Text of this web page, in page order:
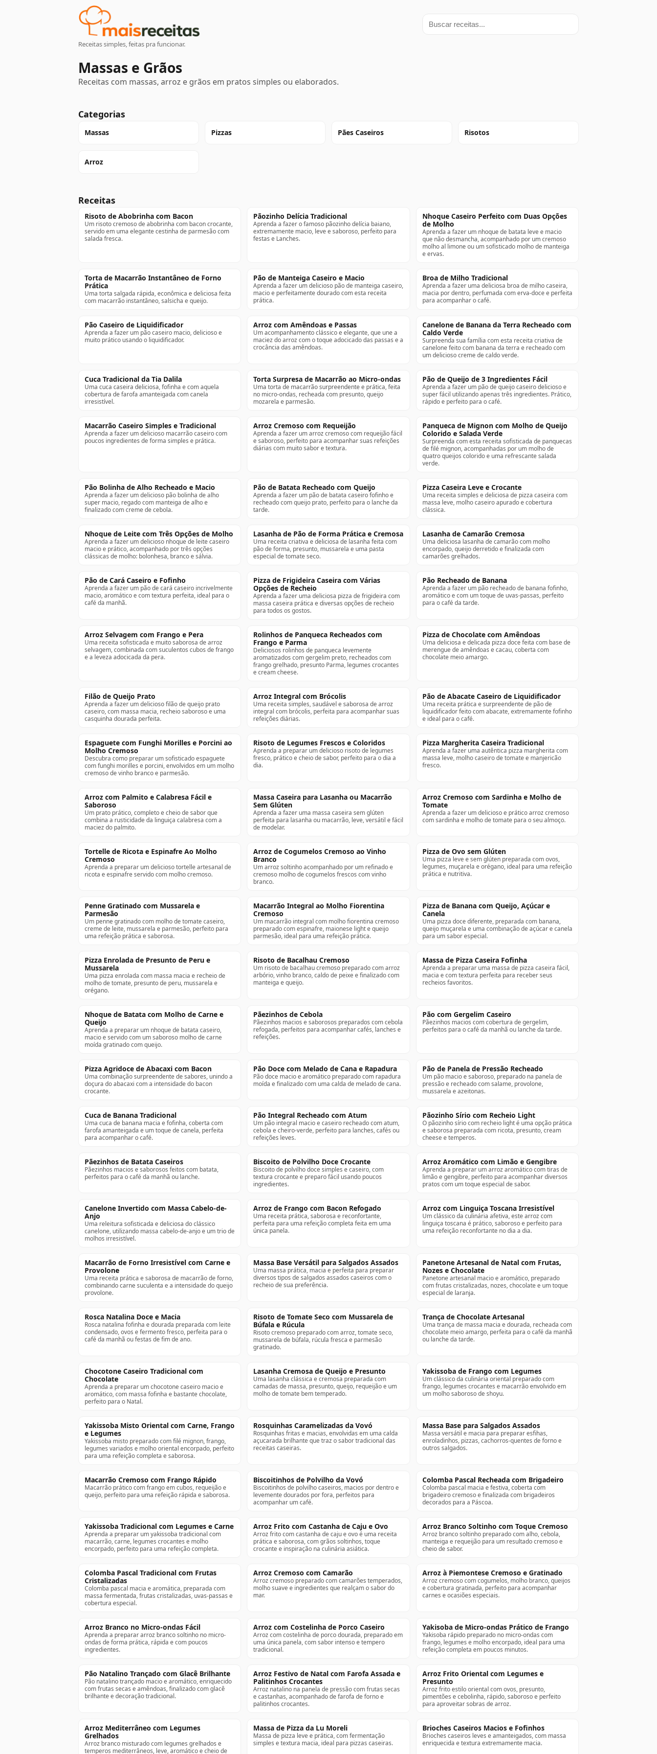
Receitas simples, feitas pra funcionar.
Buscar receitas
Massas e Grãos
Receitas com massas, arroz e grãos em pratos simples ou elaborados.
Categorias
Massas Pizzas Pães Caseiros Risotos
Arroz
Receitas
Risoto de Abobrinha com Bacon
Um risoto cremoso de abobrinha com bacon crocante,
servido em uma elegante cestinha de parmesão com
salada fresca.
Pãozinho Delícia Tradicional
Aprenda a fazer o famoso pãozinho delícia baiano,
extremamente macio, leve e saboroso, perfeito para
festas e Lanches.
Nhoque Caseiro Perfeito com Duas Opções
de Molho
Aprenda a fazer um nhoque de batata leve e macio
que não desmancha, acompanhado por um cremoso
molho al limone ou um sofisticado molho de manteiga
e ervas.
Torta de Macarrão Instantâneo de Forno
Prática
Uma torta salgada rápida, econômica e deliciosa feita
com macarrão instantâneo, salsicha e queijo.
Pão de Manteiga Caseiro e Macio
Aprenda a fazer um delicioso pão de manteiga caseiro,
macio e perfeitamente dourado com esta receita
prática.
Broa de Milho Tradicional
Aprenda a fazer uma deliciosa broa de milho caseira,
macia por dentro, perfumada com erva-doce e perfeita
para acompanhar o café.
Pão Caseiro de Liquidificador
Aprenda a fazer um pão caseiro macio, delicioso e
muito prático usando o liquidificador.
Arroz com Amêndoas e Passas
Um acompanhamento clássico e elegante, que une a
maciez do arroz com o toque adocicado das passas e a
crocância das amêndoas.
Canelone de Banana da Terra Recheado com
Caldo Verde
Surpreenda sua família com esta receita criativa de
canelone feito com banana da terra e recheado com
um delicioso creme de caldo verde.
Cuca Tradicional da Tia Dalila
Uma cuca caseira deliciosa, fofinha e com aquela
cobertura de farofa amanteigada com canela
irresistível.
Torta Surpresa de Macarrão ao Micro-ondas
Uma torta de macarrão surpreendente e prática, feita
no micro-ondas, recheada com presunto, queijo
mozarela e parmesão.
Pão de Queijo de 3 Ingredientes Fácil
Aprenda a fazer um pão de queijo caseiro delicioso e
super fácil utilizando apenas três ingredientes. Prático,
rápido e perfeito para o café.
Macarrão Caseiro Simples e Tradicional
Aprenda a fazer um delicioso macarrão caseiro com
poucos ingredientes de forma simples e prática.
Arroz Cremoso com Requeijão
Aprenda a fazer um arroz cremoso com requeijão fácil
e saboroso, perfeito para acompanhar suas refeições
diárias com muito sabor e textura.
Panqueca de Mignon com Molho de Queijo
Colorido e Salada Verde
Surpreenda com esta receita sofisticada de panquecas
de filé mignon, acompanhadas por um molho de
quatro queijos colorido e uma refrescante salada
verde.
Pão Bolinha de Alho Recheado e Macio
Aprenda a fazer um delicioso pão bolinha de alho
super macio, regado com manteiga de alho e
finalizado com creme de cebola.
Pão de Batata Recheado com Queijo
Aprenda a fazer um pão de batata caseiro fofinho e
recheado com queijo prato, perfeito para o lanche da
tarde.
Pizza Caseira Leve e Crocante
Uma receita simples e deliciosa de pizza caseira com
massa leve, molho caseiro apurado e cobertura
clássica.
Nhoque de Leite com Três Opções de Molho
Aprenda a fazer um delicioso nhoque de leite caseiro
macio e prático, acompanhado por três opções
clássicas de molho: bolonhesa, branco e sálvia.
Lasanha de Pão de Forma Prática e Cremosa
Uma receita criativa e deliciosa de lasanha feita com
pão de forma, presunto, mussarela e uma pasta
especial de tomate seco.
Lasanha de Camarão Cremosa
Uma deliciosa lasanha de camarão com molho
encorpado, queijo derretido e finalizada com
camarões grelhados.
Pão de Cará Caseiro e Fofinho
Aprenda a fazer um pão de cará caseiro incrivelmente
macio, aromático e com textura perfeita, ideal para o
café da manhã.
Pizza de Frigideira Caseira com Várias
Opções de Recheio
Aprenda a fazer uma deliciosa pizza de frigideira com
massa caseira prática e diversas opções de recheio
para todos os gostos.
Pão Recheado de Banana
Aprenda a fazer um pão recheado de banana fofinho,
aromático e com um toque de uvas-passas, perfeito
para o café da tarde.
Arroz Selvagem com Frango e Pera
Uma receita sofisticada e muito saborosa de arroz
selvagem, combinada com suculentos cubos de frango
e a leveza adocicada da pera.
Rolinhos de Panqueca Recheados com
Frango e Parma
Deliciosos rolinhos de panqueca levemente
aromatizados com gergelim preto, recheados com
frango grelhado, presunto Parma, legumes crocantes
e cream cheese.
Pizza de Chocolate com Amêndoas
Uma deliciosa e delicada pizza doce feita com base de
merengue de amêndoas e cacau, coberta com
chocolate meio amargo.
Filão de Queijo Prato
Aprenda a fazer um delicioso filão de queijo prato
caseiro, com massa macia, recheio saboroso e uma
casquinha dourada perfeita.
Arroz Integral com Brócolis
Uma receita simples, saudável e saborosa de arroz
integral com brócolis, perfeita para acompanhar suas
refeições diárias.
Pão de Abacate Caseiro de Liquidificador
Uma receita prática e surpreendente de pão de
liquidificador feito com abacate, extremamente fofinho
e ideal para o café.
Espaguete com Funghi Morilles e Porcini ao
Molho Cremoso
Descubra como preparar um sofisticado espaguete
com funghi morilles e porcini, envolvidos em um molho
cremoso de vinho branco e parmesão.
Risoto de Legumes Frescos e Coloridos
Aprenda a preparar um delicioso risoto de legumes
fresco, prático e cheio de sabor, perfeito para o dia a
dia.
Pizza Margherita Caseira Tradicional
Aprenda a fazer uma autêntica pizza margherita com
massa leve, molho caseiro de tomate e manjericão
fresco.
Arroz com Palmito e Calabresa Fácil e
Saboroso
Um prato prático, completo e cheio de sabor que
combina a rusticidade da linguiça calabresa com a
maciez do palmito.
Massa Caseira para Lasanha ou Macarrão
Sem Glúten
Aprenda a fazer uma massa caseira sem glúten
perfeita para lasanha ou macarrão, leve, versátil e fácil
de modelar.
Arroz Cremoso com Sardinha e Molho de
Tomate
Aprenda a fazer um delicioso e prático arroz cremoso
com sardinha e molho de tomate para o seu almoço.
Tortelle de Ricota e Espinafre Ao Molho
Cremoso
Aprenda a preparar um delicioso tortelle artesanal de
ricota e espinafre servido com molho cremoso.
Arroz de Cogumelos Cremoso ao Vinho
Branco
Um arroz soltinho acompanhado por um refinado e
cremoso molho de cogumelos frescos com vinho
branco.
Pizza de Ovo sem Glúten
Uma pizza leve e sem glúten preparada com ovos,
legumes, muçarela e orégano, ideal para uma refeição
prática e nutritiva.
Penne Gratinado com Mussarela e
Parmesão
Um penne gratinado com molho de tomate caseiro,
creme de leite, mussarela e parmesão, perfeito para
uma refeição prática e saborosa.
Macarrão Integral ao Molho Fiorentina
Cremoso
Um macarrão integral com molho fiorentina cremoso
preparado com espinafre, maionese light e queijo
parmesão, ideal para uma refeição prática.
Pizza de Banana com Queijo, Açúcar e
Canela
Uma pizza doce diferente, preparada com banana,
queijo muçarela e uma combinação de açúcar e canela
para um sabor especial.
Pizza Enrolada de Presunto de Peru e
Mussarela
Uma pizza enrolada com massa macia e recheio de
molho de tomate, presunto de peru, mussarela e
orégano.
Risoto de Bacalhau Cremoso
Um risoto de bacalhau cremoso preparado com arroz
arbório, vinho branco, caldo de peixe e finalizado com
manteiga e queijo.
Massa de Pizza Caseira Fofinha
Aprenda a preparar uma massa de pizza caseira fácil,
macia e com textura perfeita para receber seus
recheios favoritos.
Nhoque de Batata com Molho de Carne e
Queijo
Aprenda a preparar um nhoque de batata caseiro,
macio e servido com um saboroso molho de carne
moída gratinado com queijo.
Pãezinhos de Cebola
Pãezinhos macios e saborosos preparados com cebola
refogada, perfeitos para acompanhar cafés, lanches e
refeições.
Pão com Gergelim Caseiro
Pãezinhos macios com cobertura de gergelim,
perfeitos para o café da manhã ou lanche da tarde.
Pizza Agridoce de Abacaxi com Bacon
Uma combinação surpreendente de sabores, unindo a
doçura do abacaxi com a intensidade do bacon
crocante.
Pão Doce com Melado de Cana e Rapadura
Pão doce macio e aromático preparado com rapadura
moída e finalizado com uma calda de melado de cana.
Pão de Panela de Pressão Recheado
Um pão macio e saboroso, preparado na panela de
pressão e recheado com salame, provolone,
mussarela e azeitonas.
Cuca de Banana Tradicional
Uma cuca de banana macia e fofinha, coberta com
farofa amanteigada e um toque de canela, perfeita
para acompanhar o café.
Pão Integral Recheado com Atum
Um pão integral macio e caseiro recheado com atum,
cebola e cheiro-verde, perfeito para lanches, cafés ou
refeições leves.
Pãozinho Sírio com Recheio Light
O pãozinho sírio com recheio light é uma opção prática
e saborosa preparada com ricota, presunto, cream
cheese e temperos.
Pãezinhos de Batata Caseiros
Pãezinhos macios e saborosos feitos com batata,
perfeitos para o café da manhã ou lanche.
Biscoito de Polvilho Doce Crocante
Biscoito de polvilho doce simples e caseiro, com
textura crocante e preparo fácil usando poucos
ingredientes.
Arroz Aromático com Limão e Gengibre
Aprenda a preparar um arroz aromático com tiras de
limão e gengibre, perfeito para acompanhar diversos
pratos com um toque especial de sabor.
Canelone Invertido com Massa Cabelo-de-
Anjo
Uma releitura sofisticada e deliciosa do clássico
canelone, utilizando massa cabelo-de-anjo e um trio de
molhos irresistível.
Arroz de Frango com Bacon Refogado
Uma receita prática, saborosa e reconfortante,
perfeita para uma refeição completa feita em uma
única panela.
Arroz com Linguiça Toscana Irresistível
Um clássico da culinária afetiva, este arroz com
linguiça toscana é prático, saboroso e perfeito para
uma refeição reconfortante no dia a dia.
Macarrão de Forno Irresistível com Carne e
Provolone
Uma receita prática e saborosa de macarrão de forno,
combinando carne suculenta e a intensidade do queijo
provolone.
Massa Base Versátil para Salgados Assados
Uma massa prática, macia e perfeita para preparar
diversos tipos de salgados assados caseiros com o
recheio de sua preferência.
Panetone Artesanal de Natal com Frutas,
Nozes e Chocolate
Panetone artesanal macio e aromático, preparado
com frutas cristalizadas, nozes, chocolate e um toque
especial de laranja.
Rosca Natalina Doce e Macia
Rosca natalina fofinha e dourada preparada com leite
condensado, ovos e fermento fresco, perfeita para o
café da manhã ou festas de fim de ano.
Risoto de Tomate Seco com Mussarela de
Búfala e Rúcula
Risoto cremoso preparado com arroz, tomate seco,
mussarela de búfala, rúcula fresca e parmesão
gratinado.
Trança de Chocolate Artesanal
Uma trança de massa macia e dourada, recheada com
chocolate meio amargo, perfeita para o café da manhã
ou lanche da tarde.
Chocotone Caseiro Tradicional com
Chocolate
Aprenda a preparar um chocotone caseiro macio e
aromático, com massa fofinha e bastante chocolate,
perfeito para o Natal.
Lasanha Cremosa de Queijo e Presunto
Uma lasanha clássica e cremosa preparada com
camadas de massa, presunto, queijo, requeijão e um
molho de tomate bem temperado.
Yakissoba de Frango com Legumes
Um clássico da culinária oriental preparado com
frango, legumes crocantes e macarrão envolvido em
um molho saboroso de shoyu.
Yakissoba Misto Oriental com Carne, Frango
e Legumes
Yakissoba misto preparado com filé mignon, frango,
legumes variados e molho oriental encorpado, perfeito
para uma refeição completa e saborosa.
Rosquinhas Caramelizadas da Vovó
Rosquinhas fritas e macias, envolvidas em uma calda
açucarada brilhante que traz o sabor tradicional das
receitas caseiras.
Massa Base para Salgados Assados
Massa versátil e macia para preparar esfihas,
enroladinhos, pizzas, cachorros-quentes de forno e
outros salgados.
Macarrão Cremoso com Frango Rápido
Macarrão prático com frango em cubos, requeijão e
queijo, perfeito para uma refeição rápida e saborosa.
Biscoitinhos de Polvilho da Vovó
Biscoitinhos de polvilho caseiros, macios por dentro e
levemente dourados por fora, perfeitos para
acompanhar um café.
Colomba Pascal Recheada com Brigadeiro
Colomba pascal macia e festiva, coberta com
brigadeiro cremoso e finalizada com brigadeiros
decorados para a Páscoa.
Yakissoba Tradicional com Legumes e Carne
Aprenda a preparar um yakissoba tradicional com
macarrão, carne, legumes crocantes e molho
encorpado, perfeito para uma refeição completa.
Arroz Frito com Castanha de Caju e Ovo
Arroz frito com castanha de caju e ovo é uma receita
prática e saborosa, com grãos soltinhos, toque
crocante e inspiração na culinária asiática.
Arroz Branco Soltinho com Toque Cremoso
Arroz branco soltinho preparado com alho, cebola,
manteiga e requeijão para um resultado cremoso e
cheio de sabor.
Colomba Pascal Tradicional com Frutas
Cristalizadas
Colomba pascal macia e aromática, preparada com
massa fermentada, frutas cristalizadas, uvas-passas e
cobertura especial.
Arroz Cremoso com Camarão
Arroz cremoso preparado com camarões temperados,
molho suave e ingredientes que realçam o sabor do
mar.
Arroz à Piemontese Cremoso e Gratinado
Arroz cremoso com cogumelos, molho branco, queijos
e cobertura gratinada, perfeito para acompanhar
carnes e ocasiões especiais.
Arroz Branco no Micro-ondas Fácil
Aprenda a preparar arroz branco soltinho no micro-
ondas de forma prática, rápida e com poucos
ingredientes.
Arroz com Costelinha de Porco Caseiro
Arroz com costelinha de porco dourada, preparado em
uma única panela, com sabor intenso e tempero
tradicional.
Yakisoba de Micro-ondas Prático de Frango
Yakisoba rápido preparado no micro-ondas com
frango, legumes e molho encorpado, ideal para uma
refeição completa em poucos minutos.
Pão Natalino Trançado com Glacê Brilhante
Pão natalino trançado macio e aromático, enriquecido
com frutas secas e amêndoas, finalizado com glacê
brilhante e decoração tradicional.
Arroz Festivo de Natal com Farofa Assada e
Palitinhos Crocantes
Arroz natalino na panela de pressão com frutas secas
e castanhas, acompanhado de farofa de forno e
palitinhos crocantes.
Arroz Frito Oriental com Legumes e
Presunto
Arroz frito estilo oriental com ovos, presunto,
pimentões e cebolinha, rápido, saboroso e perfeito
para aproveitar sobras de arroz.
Arroz Mediterrâneo com Legumes
Grelhados
Arroz branco misturado com legumes grelhados e
temperos mediterrâneos, leve, aromático e cheio de
Massa de Pizza da Lu Moreli
Massa de pizza leve e prática, com fermentação
simples e textura macia, ideal para pizzas caseiras.
Brioches Caseiros Macios e Fofinhos
Brioches caseiros leves e amanteigados, com massa
enriquecida e textura extremamente macia.